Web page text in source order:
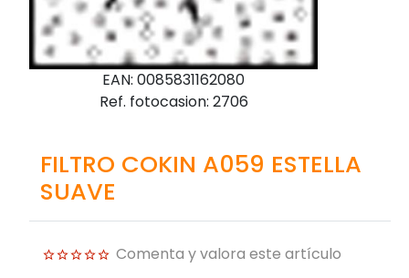
EAN: 0085831162080
Ref. fotocasion: 2706
FILTRO COKIN A059 ESTELLA
SUAVE
Comenta y valora este artículo